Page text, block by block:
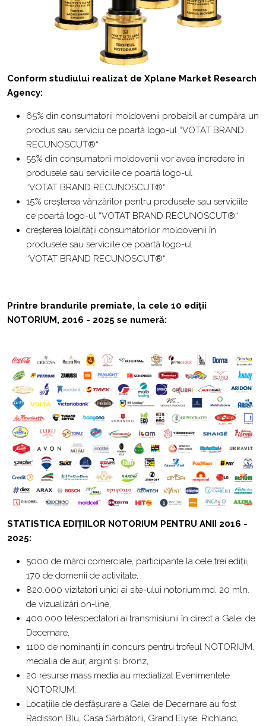
Conform studiului realizat de Xplane Market Research
Agency:
65% din consumatorii moldovenii probabil ar cumpăra un
produs sau serviciu ce poartă logo-ul “VOTAT BRAND
RECUNOSCUT®“
55% din consumatorii moldovenii vor avea încredere în
produsele sau serviciile ce poartă logo-ul
“VOTAT BRAND RECUNOSCUT®“
15% creșterea vânzărilor pentru produsele sau serviciile
ce poartă logo-ul “VOTAT BRAND RECUNOSCUT®“
creșterea loialității consumatorilor moldovenii în
produsele sau serviciile ce poartă logo-ul
“VOTAT BRAND RECUNOSCUT®“
Printre brandurile premiate, la cele 10 ediţii
NOTORIUM, 2016 - 2025 se numeră:
STATISTICA EDIŢIILOR NOTORIUM PENTRU ANII 2016 -
2025:
5000 de mărci comerciale, participante la cele trei ediții,
170 de domenii de activitate,
820.000 vizitatori unici ai site-ului notorium.md, 20 mln.
de vizualizări on-line,
400.000 telespectatori ai transmisiunii în direct a Galei de
Decernare,
1100 de nominanți în concurs pentru trofeul NOTORIUM,
medalia de aur, argint şi bronz,
20 resurse mass media au mediatizat Evenimentele
NOTORIUM,
Locaţiile de desfăşurare a Galei de Decernare au fost
Radisson Blu, Casa Sărbătorii, Grand Elyse, Richland,